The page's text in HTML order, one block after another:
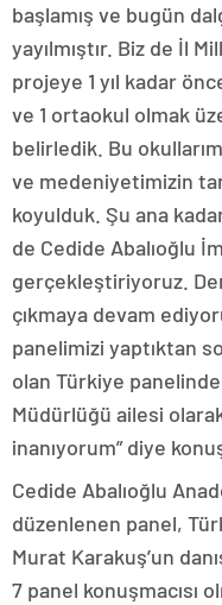
başlamış ve bugün
yayılmıştır. Biz de İl
projeye 1 yıl kadar
ve 1 ortaokul olmak
belirledik. Bu
ve medeniyetimizin
koyulduk. Şu ana
de Cedide Abalıoğlu
gerçekleştiriyoruz.
çıkmaya devam
panelimizi yaptıktan
olan Türkiye
Müdürlüğü ailesi
inanıyorum” diye
Cedide Abalıoğlu
düzenlenen panel,
Murat Karakuş’un
7 panel konuşmacısı